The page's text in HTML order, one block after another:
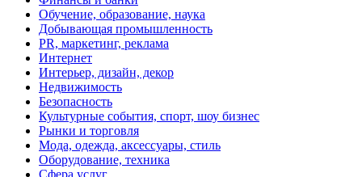
Обучение, образование, наука
Добывающая промышленность
PR, маркетинг, реклама
Интернет
Интерьер, дизайн, декор
Недвижимость
Безопасность
Культурные события, спорт, шоу бизнес
Рынки и торговля
Мода, одежда, аксессуары, стиль
Оборудование, техника
Сфера услуг